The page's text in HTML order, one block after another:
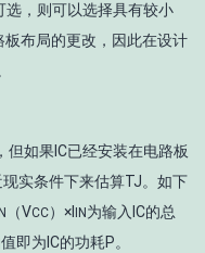
选，则可以选择具有较小
布局的更改，因此在设计
如果IC已经安装在电路板
实条件下来估算TJ。如下
IN （VCC）×I IN 为输入IC的总
即为IC的功耗P。